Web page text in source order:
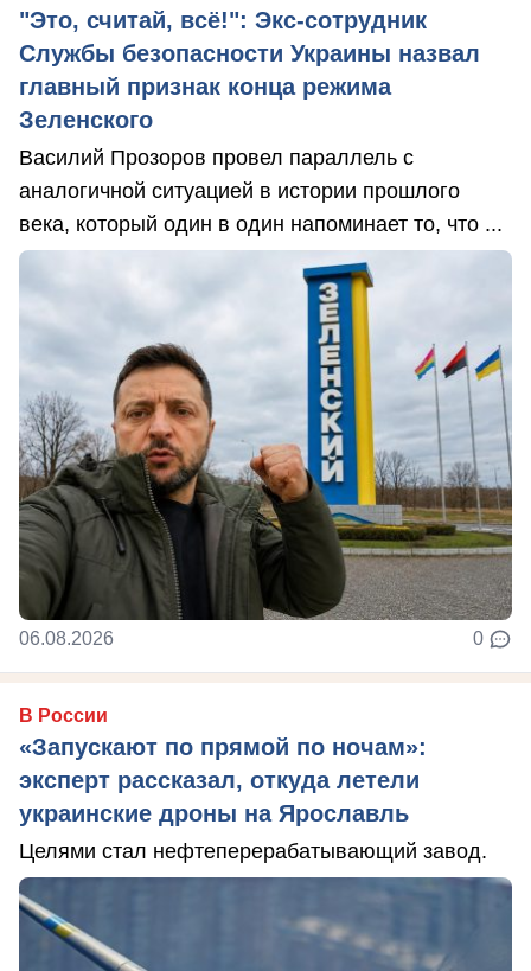
"Это, считай, всё!": Экс-сотрудник
Службы безопасности Украины назвал
главный признак конца режима
Зеленского
Василий Прозоров провел параллель с
аналогичной ситуацией в истории прошлого
века, который один в один напоминает то, что ...
06.08.2026 0
В России
«Запускают по прямой по ночам»:
эксперт рассказал, откуда летели
украинские дроны на Ярославль
Целями стал нефтеперерабатывающий завод.